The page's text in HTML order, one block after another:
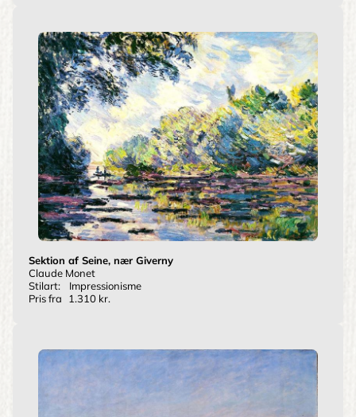
Sektion af Seine, nær Giverny
Claude Monet
Stilart:
Impressionisme
Pris fra
1.310 kr.